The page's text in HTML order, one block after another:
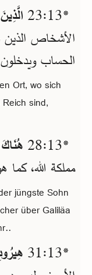
*13‏:23
الأشخاص
الحساب
Ort, wo sich
sind,
*13‏:28 هُنَاكَ
مملكة الله، كما
jüngste Sohn
über Galiläa
*13‏:31